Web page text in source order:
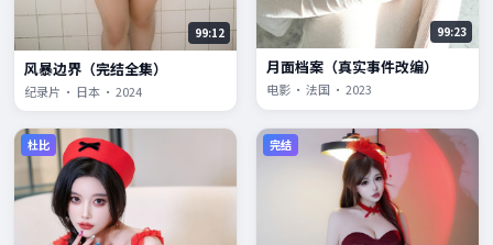
99:12
风暴边界（完结全集）
纪录片 · 日本 · 2024
99:23
月面档案（真实事件改编）
电影 · 法国 · 2023
杜比 完结